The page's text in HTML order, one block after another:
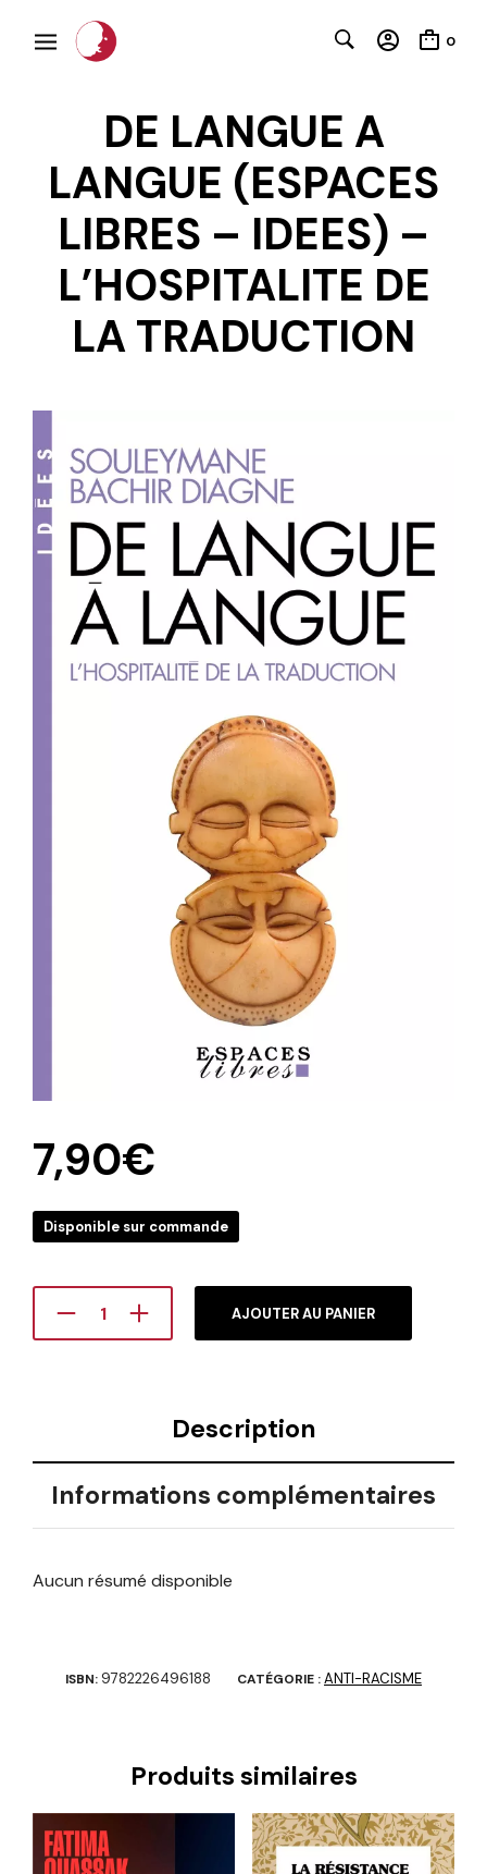
0
DE LANGUE A
LANGUE (ESPACES
LIBRES – IDEES) –
L’HOSPITALITE DE
LA TRADUCTION
7,90€
Disponible sur commande
AJOUTER AU PANIER
Description
Informations complémentaires
Aucun résumé disponible
ISBN: 9782226496188 CATÉGORIE :ANTI-RACISME
Produits similaires